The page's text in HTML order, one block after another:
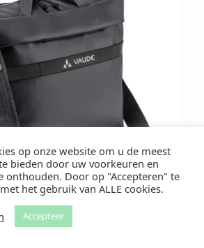
op onze website om u de meest
bieden door uw voorkeuren en
onthouden. Door op "Accepteren" te
het gebruik van ALLE cookies.
Accepteer